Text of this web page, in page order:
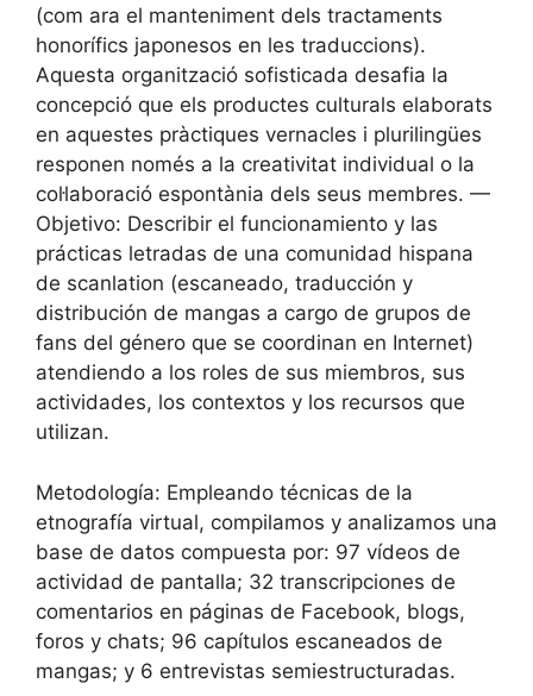
(com ara el manteniment dels tractaments
honorífics japonesos en les traduccions).
Aquesta organització sofisticada desafia la
concepció que els productes culturals elaborats
en aquestes pràctiques vernacles i plurilingües
responen només a la creativitat individual o la
col·laboració espontània dels seus membres. —
Objetivo: Describir el funcionamiento y las
prácticas letradas de una comunidad hispana
de scanlation (escaneado, traducción y
distribución de mangas a cargo de grupos de
fans del género que se coordinan en Internet)
atendiendo a los roles de sus miembros, sus
actividades, los contextos y los recursos que
utilizan.
Metodología: Empleando técnicas de la
etnografía virtual, compilamos y analizamos una
base de datos compuesta por: 97 vídeos de
actividad de pantalla; 32 transcripciones de
comentarios en páginas de Facebook, blogs,
foros y chats; 96 capítulos escaneados de
mangas; y 6 entrevistas semiestructuradas.